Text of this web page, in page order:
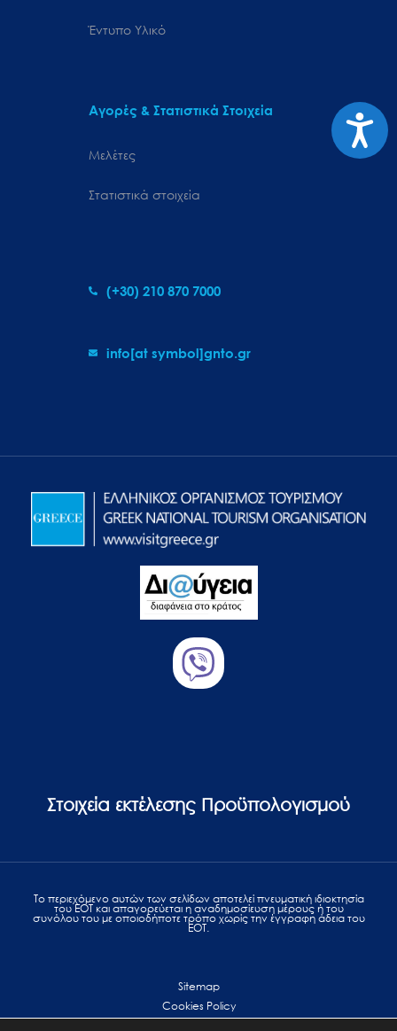
Έντυπο Υλικό
Αγορές & Στατιστικά Στοιχεία
Μελέτες
Στατιστικά στοιχεία
(+30) 210 870 7000
info[at symbol]gnto.gr
Στοιχεία εκτέλεσης Προϋπολογισμού
Το περιεχόμενο αυτών των σελίδων αποτελεί πvευματική ιδιοκτησία
του ΕΟΤ και απαγορεύεται η αναδημοσίευση μέρους ή του
συνόλου του με οποιοδήποτε τρόπο χωρίς την έγγραφη άδεια του
ΕΟΤ.
Sitemap
Cookies Policy